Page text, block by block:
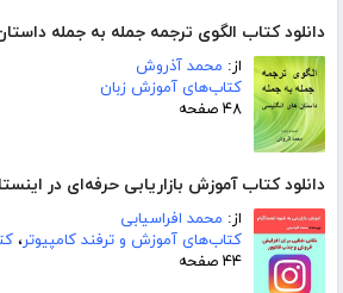
دانلود کتاب الگوی ترجمه جمله به جمله
از: محمد آذروش
کتاب‌های آموزش زبان
۴۸ صفحه
دانلود کتاب آموزش بازاریابی حرفه‌ای در
از: محمد افراسیابی
کتاب‌های آموزش و ترفند کامپیوتر،
۴۴ صفحه